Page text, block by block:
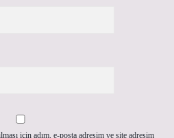
için adım, e-posta adresim ve site adresim